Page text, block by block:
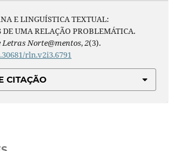
E LINGUÍSTICA TEXTUAL:
UMA RELAÇÃO PROBLEMÁTICA.
Letras Norte@mentos,2(3).
rln.v2i3.6791
CITAÇÃO